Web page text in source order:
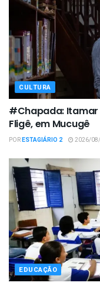
CULTURA
#Chapada: Itamar
Fligê, em Mucugê
PORESTAGIÁRIO 2 2026/
EDUCAÇÃO